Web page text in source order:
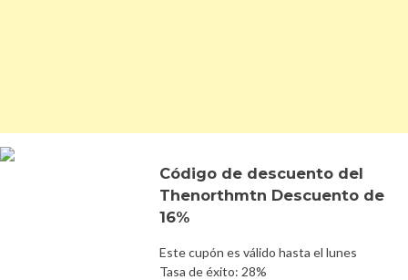
Código de descuento del
Thenorthmtn Descuento de
16%
Este cupón es válido hasta el lunes
Tasa de éxito: 28%